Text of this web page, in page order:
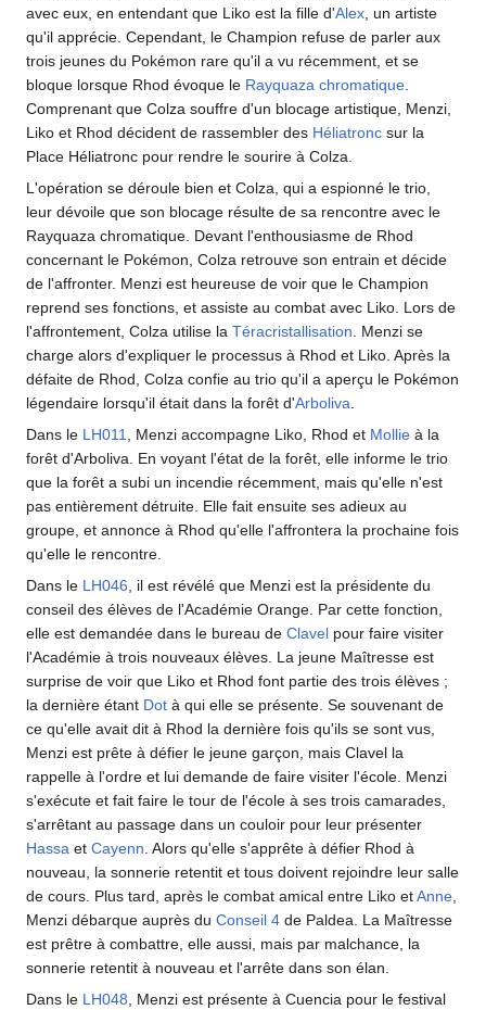
avec eux, en entendant que Liko est la fille d'Alex, un artiste
qu'il apprécie. Cependant, le Champion refuse de parler aux
trois jeunes du Pokémon rare qu'il a vu récemment, et se
bloque lorsque Rhod évoque le Rayquaza chromatique.
Comprenant que Colza souffre d'un blocage artistique, Menzi,
Liko et Rhod décident de rassembler des Héliatronc sur la
Place Héliatronc pour rendre le sourire à Colza.
L'opération se déroule bien et Colza, qui a espionné le trio,
leur dévoile que son blocage résulte de sa rencontre avec le
Rayquaza chromatique. Devant l'enthousiasme de Rhod
concernant le Pokémon, Colza retrouve son entrain et décide
de l'affronter. Menzi est heureuse de voir que le Champion
reprend ses fonctions, et assiste au combat avec Liko. Lors de
l'affrontement, Colza utilise la Téracristallisation. Menzi se
charge alors d'expliquer le processus à Rhod et Liko. Après la
défaite de Rhod, Colza confie au trio qu'il a aperçu le Pokémon
légendaire lorsqu'il était dans la forêt d'Arboliva.
Dans le LH011, Menzi accompagne Liko, Rhod et Mollie à la
forêt d'Arboliva. En voyant l'état de la forêt, elle informe le trio
que la forêt a subi un incendie récemment, mais qu'elle n'est
pas entièrement détruite. Elle fait ensuite ses adieux au
groupe, et annonce à Rhod qu'elle l'affrontera la prochaine fois
qu'elle le rencontre.
Dans le LH046, il est révélé que Menzi est la présidente du
conseil des élèves de l'Académie Orange. Par cette fonction,
elle est demandée dans le bureau de Clavel pour faire visiter
l'Académie à trois nouveaux élèves. La jeune Maîtresse est
surprise de voir que Liko et Rhod font partie des trois élèves ;
la dernière étant Dot à qui elle se présente. Se souvenant de
ce qu'elle avait dit à Rhod la dernière fois qu'ils se sont vus,
Menzi est prête à défier le jeune garçon, mais Clavel la
rappelle à l'ordre et lui demande de faire visiter l'école. Menzi
s'exécute et fait faire le tour de l'école à ses trois camarades,
s'arrêtant au passage dans un couloir pour leur présenter
Hassa et Cayenn. Alors qu'elle s'apprête à défier Rhod à
nouveau, la sonnerie retentit et tous doivent rejoindre leur salle
de cours. Plus tard, après le combat amical entre Liko etAnne,
Menzi débarque auprès du Conseil 4 de Paldea. La Maîtresse
est prêtre à combattre, elle aussi, mais par malchance, la
sonnerie retentit à nouveau et l'arrête dans son élan.
Dans le LH048, Menzi est présente à Cuencia pour le festival